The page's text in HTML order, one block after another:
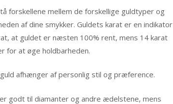
forskellene mellem de forskellige guldtyper og
af dine smykker. Guldets karat er en indikator
at guldet er næsten 100% rent, mens 14 karat
for at øge holdbarheden.
afhænger af personlig stil og præference.
godt til diamanter og andre ædelstene, mens